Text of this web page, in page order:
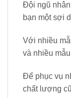
Đội ngũ
bạn một sợi
Với nhiều
và nhiều
Để phục vụ
chất lượng